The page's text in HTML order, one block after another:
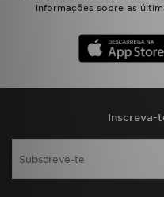
informações sobre as
Inscreva-